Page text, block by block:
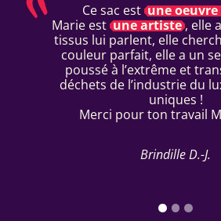
Ce sac est une oeuvre
Marie est une artiste , elle
tissus lui parlent, elle
couleur parfait, elle a un
poussé à l’extrême et
déchets de l’industrie du
uniques !
Merci pour ton travail
Brindille D.-J.